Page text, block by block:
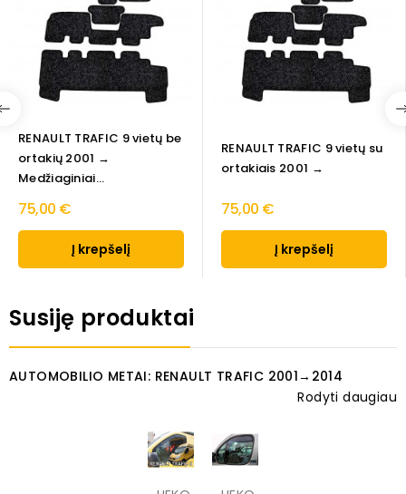
RENAULT TRAFIC 9 vietų be
ortakių 2001 →
Medžiaginiai...
75,00 €
Į krepšelį
RENAULT TRAFIC 9 vietų su
ortakiais 2001 →
75,00 €
Į krepšelį
Susiję produktai
AUTOMOBILIO METAI: RENAULT TRAFIC 2001→2014
Rodyti daugiau